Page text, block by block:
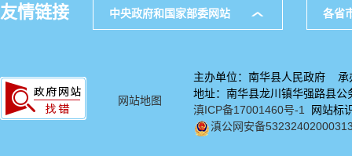
友情链接 中央政府和国家部委网站 各省
网站地图
主办单位：南华县人民政府 承
地址：南华县龙川镇华强路
滇ICP备17001460号-1
网站标
滇公网安备